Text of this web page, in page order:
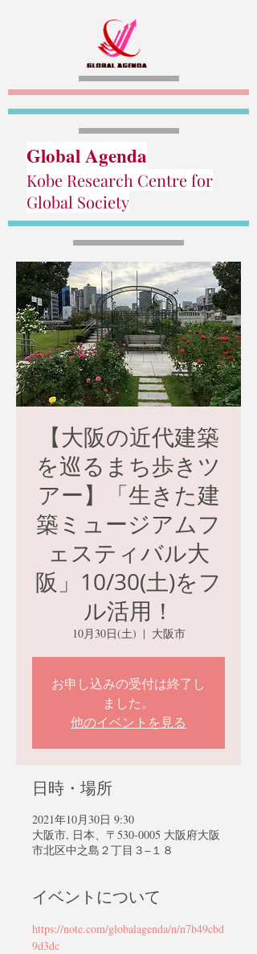
Global Agenda
Kobe Research Centre for
Global Society
【大阪の近代建築
を巡るまち歩きツ
アー】「生きた建
築ミュージアムフ
ェスティバル大
阪」10/30(土)をフ
ル活用！
10月30日(土)
  |
大阪市
お申し込みの受付は終了し
ました。
他のイベントを見る
日時・場所
2021年10月30日 9:30
大阪市, 日本、〒530-0005 大阪府大阪
市北区中之島２丁目３−１８
イベントについて
https://note.com/globalagenda/n/n7b49cbd
9d3dc